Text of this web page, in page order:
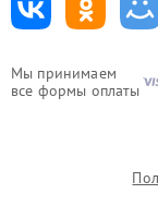
Мы принимаем
все формы оплаты